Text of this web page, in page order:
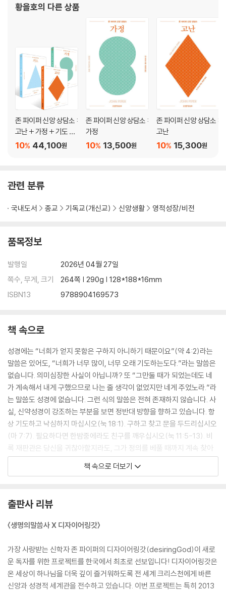
황을호의 다른 상품
존 파이퍼 신앙 상담소 :
고난 + 가정 + 기도 세
트
44,100원
10%
존 파이퍼 신앙 상담소 :
가정
13,500원
10%
존 파이퍼 신앙 상담소 :
고난
15,300원
10%
관련 분류
국내도서 종교 기독교(개신교) 신앙생활 영적성장/비전
품목정보
발행일
2026년 04월 27일
쪽수, 무게, 크기
264쪽 | 290g | 128*188*16mm
ISBN13
9788904169573
책 속으로
성경에는 “너희가 얻지 못함은 구하지 아니하기 때문이요”(약 4:2)라는
말씀은 있어도, “너희가 너무 많이, 너무 오래 기도하는도다.”라는 말씀은
없습니다. 의미심장한 사실이 아닙니까? 또 “그만둘 때가 되었는데도 네
가 계속해서 내게 구했으므로 나는 줄 생각이 없었지만 네게 주었노라.”라
는 말씀도 성경에 없습니다. 그런 식의 말씀은 전혀 존재하지 않습니다. 사
실, 신약성경이 강조하는 부분을 보면 정반대 방향을 향하고 있습니다. 항
상 기도하고 낙심하지 마십시오(눅 18:1). 구하고 찾고 문을 두드리십시오
(마 7:7). 필요하다면 한밤중에라도 친구를 깨우십시오(눅 11:5-13). 비
록 재판관은 당신을 귀찮아할지라도, 그가 정의를 베풀 때까지 계속 찾아
가십시오(눅 18:1-8). 이 모두는 말하자면, 하나님을 매우 이상하게, 심지
어는 과격하게 묘사하는 비유들입니다. 이 비유들의 핵심은, 우리가 하나
화에 따라 달라지나요?
진정한 순종은 하나님을 신뢰하는 데서 비롯된다는 결론에 이릅니다. 하나
님의 자비를 신뢰하는 것과 기도 응답을 위한 공로를 세우는 것 사이에는
엄청난 차이가 있습니다. 공로는 자기 자신을 바라보면서 하나님께 드려지
는 자신의 가치를 생각합니다. 자비는 자기 자신으로부터 눈을 돌려 하나
책 속으로 더보기
출판사 리뷰
〈생명의말씀사 X 디자이어링갓〉
가장 사랑받는 신학자 존 파이퍼의 디자이어링갓(desiringGod)이 새로
운 독자를 위한 프로젝트를 한국에서 최초로 선보입니다! 디자이어링갓은
온 세상이 하나님을 더욱 깊이 즐거워하도록 전 세계 크리스천에게 바른
신앙과 성경적 세계관을 전수하고 있습니다. 이번 프로젝트는 특히 2013